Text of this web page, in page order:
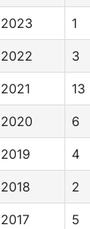
2023 1
2022 3
2021 13
2020 6
2019 4
2018 2
2017 5